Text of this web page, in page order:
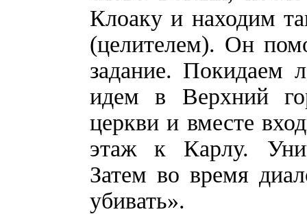
Клоаку и находим
(целителем). Он
задание. Покидаем
идем в Верхний
церкви и вместе
этаж к Карлу.
Затем во время
убивать».